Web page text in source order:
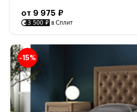
от 9 975 ₽
3 500 ₽ в Сплит
-15%